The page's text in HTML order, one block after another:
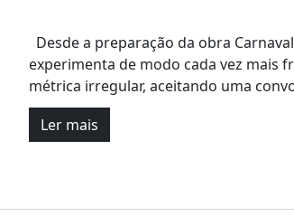
Desde a preparação da obra
experimenta de modo cada vez mais
métrica irregular, aceitando uma
Ler mais